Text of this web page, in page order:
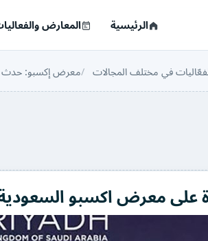
الرئيسية المعارض
في مختلف المجالات معرض إكسبو: حدث
على معرض اكسبو